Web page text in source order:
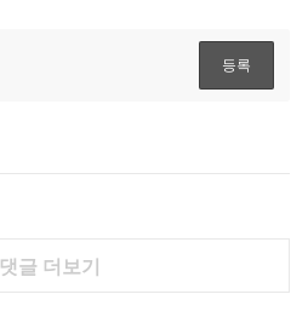
댓글 더보기